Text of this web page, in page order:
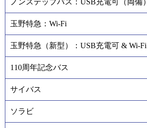
玉野特急：Wi-Fi
玉野特急（新型）：USB充電可 & Wi-Fi
110周年記念バス
サイバス
ソラビ